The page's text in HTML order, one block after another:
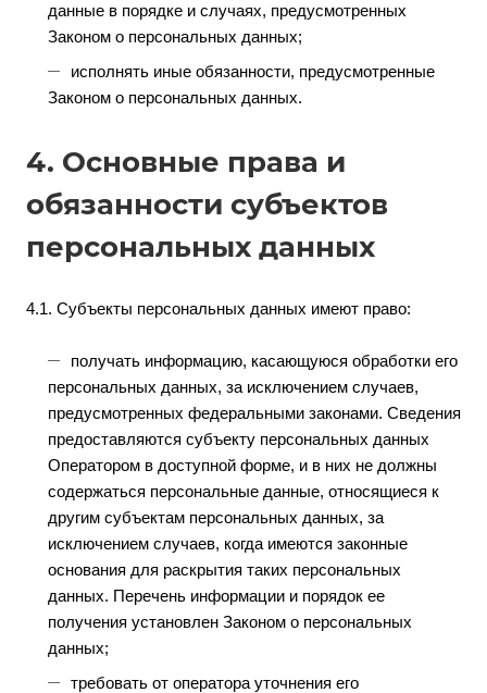
данные в порядке и случаях, предусмотренных
Законом о персональных данных;
исполнять иные обязанности, предусмотренные
Законом о персональных данных.
4. Основные права и
обязанности субъектов
персональных данных
4.1. Субъекты персональных данных имеют право:
получать информацию, касающуюся обработки его
персональных данных, за исключением случаев,
предусмотренных федеральными законами. Сведения
предоставляются субъекту персональных данных
Оператором в доступной форме, и в них не должны
содержаться персональные данные, относящиеся к
другим субъектам персональных данных, за
исключением случаев, когда имеются законные
основания для раскрытия таких персональных
данных. Перечень информации и порядок ее
получения установлен Законом о персональных
данных;
требовать от оператора уточнения его